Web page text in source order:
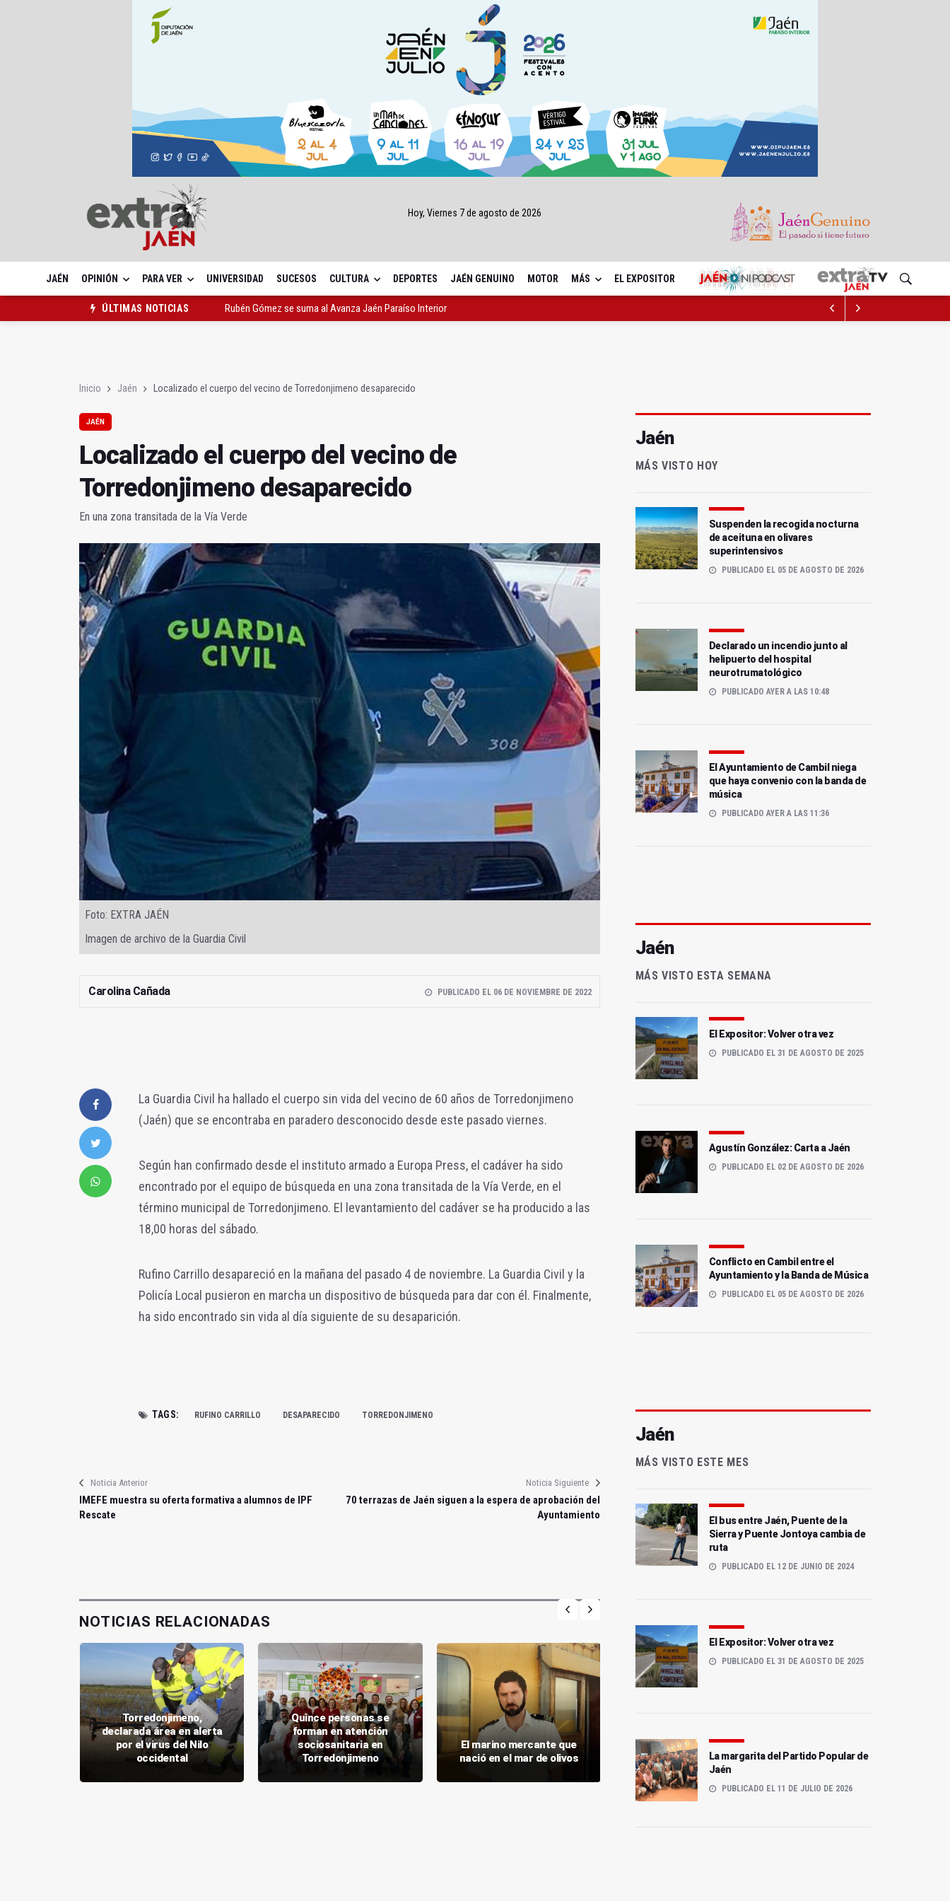
Hoy, Viernes 7 de agosto de 2026
JAÉN OPINIÓN PARA VER UNIVERSIDAD SUCESOS CULTURA DEPORTES JAÉN GENUINO MOTOR MÁS EL EXPOSITOR
ÚLTIMAS NOTICIAS
Quesada celebra este sábado una nueva jornada de Orgullo
Inicio Jaén Localizado el cuerpo del vecino de Torredonjimeno desaparecido
JAÉN
Localizado el cuerpo del vecino de
Torredonjimeno desaparecido
En una zona transitada de la Vía Verde
Foto: EXTRA JAÉN
Imagen de archivo de la Guardia Civil
Carolina Cañada PUBLICADO EL 06 DE NOVIEMBRE DE 2022
La Guardia Civil ha hallado el cuerpo sin vida del vecino de 60 años de Torredonjimeno
(Jaén) que se encontraba en paradero desconocido desde este pasado viernes.
Según han confirmado desde el instituto armado a Europa Press, el cadáver ha sido
encontrado por el equipo de búsqueda en una zona transitada de la Vía Verde, en el
término municipal de Torredonjimeno. El levantamiento del cadáver se ha producido a las
18,00 horas del sábado.
Rufino Carrillo desapareció en la mañana del pasado 4 de noviembre. La Guardia Civil y la
Policía Local pusieron en marcha un dispositivo de búsqueda para dar con él. Finalmente,
ha sido encontrado sin vida al día siguiente de su desaparición.
TAGS: RUFINO CARRILLO DESAPARECIDO TORREDONJIMENO
Noticia Anterior
IMEFE muestra su oferta formativa a alumnos de IPF
Rescate
Noticia Siguiente
70 terrazas de Jaén siguen a la espera de aprobación del
Ayuntamiento
NOTICIAS RELACIONADAS
Torredonjimeno,
declarada área en alerta
por el virus del Nilo
occidental
Quince personas se
forman en atención
sociosanitaria en
Torredonjimeno
El marino mercante que
nació en el mar de olivos
acusa al Ayuntamiento de
"prohibirles permisos"
espacio público
Jaén
MÁS VISTO HOY
Suspenden la recogida nocturna
de aceituna en olivares
superintensivos
PUBLICADO EL 05 DE AGOSTO DE 2026
Declarado un incendio junto al
helipuerto del hospital
neurotrumatológico
PUBLICADO AYER A LAS 10:48
El Ayuntamiento de Cambil niega
que haya convenio con la banda de
música
PUBLICADO AYER A LAS 11:36
Jaén
MÁS VISTO ESTA SEMANA
El Expositor: Volver otra vez
PUBLICADO EL 31 DE AGOSTO DE 2025
Agustín González: Carta a Jaén
PUBLICADO EL 02 DE AGOSTO DE 2026
Conflicto en Cambil entre el
Ayuntamiento y la Banda de Música
PUBLICADO EL 05 DE AGOSTO DE 2026
Jaén
MÁS VISTO ESTE MES
El bus entre Jaén, Puente de la
Sierra y Puente Jontoya cambia de
ruta
PUBLICADO EL 12 DE JUNIO DE 2024
El Expositor: Volver otra vez
PUBLICADO EL 31 DE AGOSTO DE 2025
La margarita del Partido Popular de
Jaén
PUBLICADO EL 11 DE JULIO DE 2026